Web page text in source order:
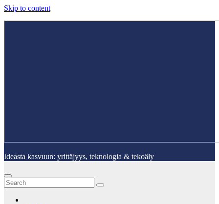
Skip to content
Ideasta kasvuun: yrittäjyys, teknologia & tekoäly